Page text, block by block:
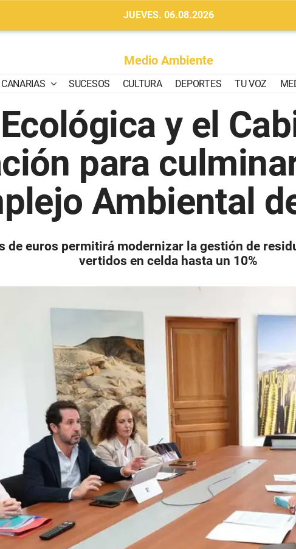
JUEVES. 06.08.2026
Medio Ambiente
CANARIAS SUCESOS CULTURA DEPORTES TU VOZ
y el
para
Ambiental
de euros permitirá modernizar la gestión de
vertidos en celda hasta un 10%